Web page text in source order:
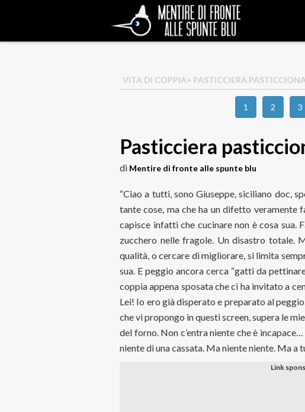
VITA DI COPPIA> PASTICCIERA PASTICCIONA
1 2 3
Pasticciera
di Mentire di fronte alle spunte blu
“Ciao a tutti, sono Giuseppe, siciliano doc,
tante cose, ma che ha un difetto
capisce infatti che cucinare non è cosa
zucchero nelle fragole. Un disastro totale.
qualità, o cercare di migliorare, si limita
sua. E peggio ancora cerca “gatti da
coppia appena sposata che ci ha invitato a
Lei! Io ero già disperato e preparato al
che vi propongo in questi screen, supera le
del forno. Non c’entra niente che è
niente di una cassata. Ma niente niente. Ma a